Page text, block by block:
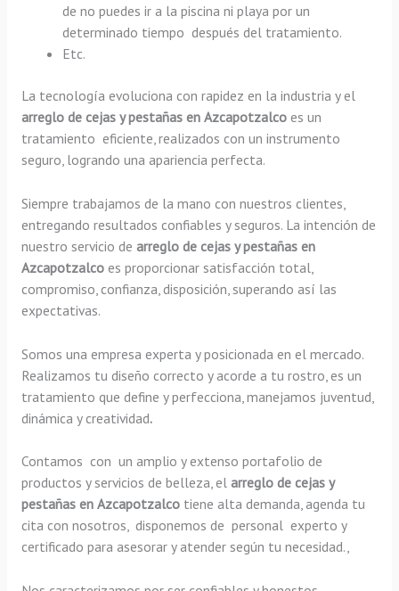
de no puedes ir a la piscina ni playa por un
determinado tiempo después del tratamiento.
Etc.
La tecnología evoluciona con rapidez en la industria y el
arreglo de cejas y pestañas en Azcapotzalcoes un
tratamiento eficiente, realizados con un instrumento
seguro, logrando una apariencia perfecta.
Siempre trabajamos de la mano con nuestros clientes,
entregando resultados confiables y seguros. La intención de
nuestro servicio de arreglo de cejas y pestañas en
Azcapotzalco es proporcionar satisfacción total,
compromiso, confianza, disposición, superando así las
expectativas.
Somos una empresa experta y posicionada en el mercado.
Realizamos tu diseño correcto y acorde a tu rostro, es un
tratamiento que define y perfecciona, manejamos juventud,
dinámica y creatividad.
Contamos con un amplio y extenso portafolio de
productos y servicios de belleza, el arreglo de cejas y
pestañas en Azcapotzalcotiene alta demanda, agenda tu
cita con nosotros, disponemos de personal experto y
certificado para asesorar y atender según tu necesidad.,